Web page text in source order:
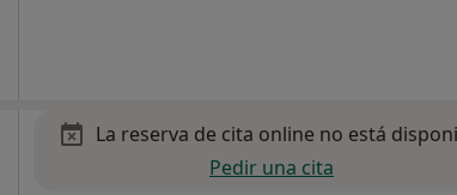
La reserva de cita online no está
Pedir una cita